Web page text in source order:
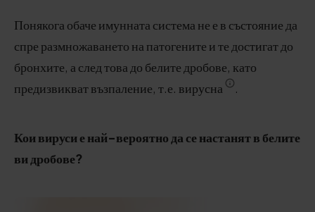
Понякога обаче имунната система не е в състояние да
спре размножаването на патогените и те достигат до
бронхите, а след това до белите дробове, като
предизвикват възпаление, т.е. вирусна
.
Кои вируси е най-вероятно да се настанят в белите
ви дробове?